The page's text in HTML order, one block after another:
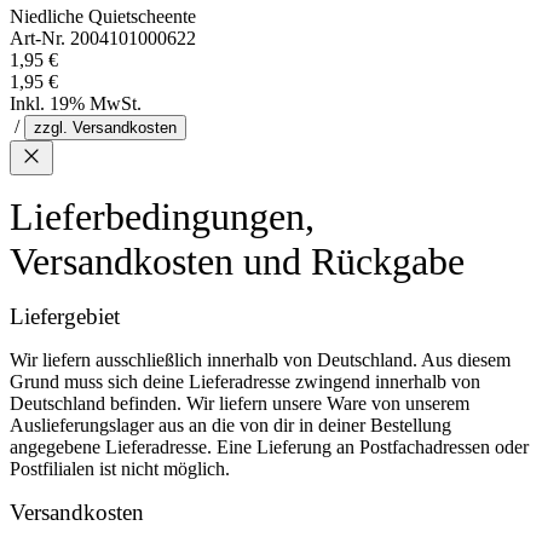
Niedliche Quietscheente
Art-Nr. 2004101000622
1,95 €
1,95 €
Inkl. 19% MwSt.
/
zzgl. Versandkosten
Lieferbedingungen,
Versandkosten und Rückgabe
Liefergebiet
Wir liefern ausschließlich innerhalb von Deutschland. Aus diesem
Grund muss sich deine Lieferadresse zwingend innerhalb von
Deutschland befinden. Wir liefern unsere Ware von unserem
Auslieferungslager aus an die von dir in deiner Bestellung
angegebene Lieferadresse. Eine Lieferung an Postfachadressen oder
Postfilialen ist nicht möglich.
Versandkosten